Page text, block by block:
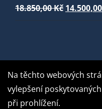
18.850,00Kč Původní
14.500,00
Na těchto webových
vylepšení
při prohlížení.